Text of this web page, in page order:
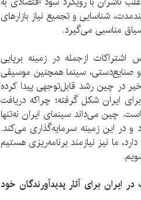
شناسایی و تجمیع نیاز‌ بازار‌های
مناسبی می‌گیرد.
اشتراکات از‌جمله در زمینه بر‌پایی
صنایع‌دستی، سینما همچنین موسیقی
در چین رشد قابل‌توجهی پیدا کرده
ایران شکل گرفته؛ چراکه دریافت
چین می‌داند سینمای ایران نه‌تنها
در این زمینه سرمایه‌گذاری می‌کند.
ما نیز نیازمند برنامه‌ریزی هستیم
ایران برای آثار پدیدآورندگان خود